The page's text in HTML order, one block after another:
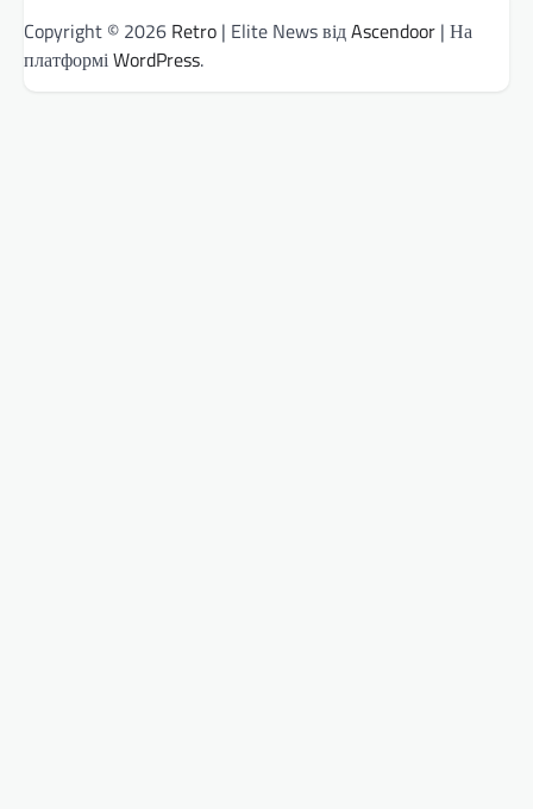
Copyright © 2026 Retro | Elite News відAscendoor | На
платформіWordPress.